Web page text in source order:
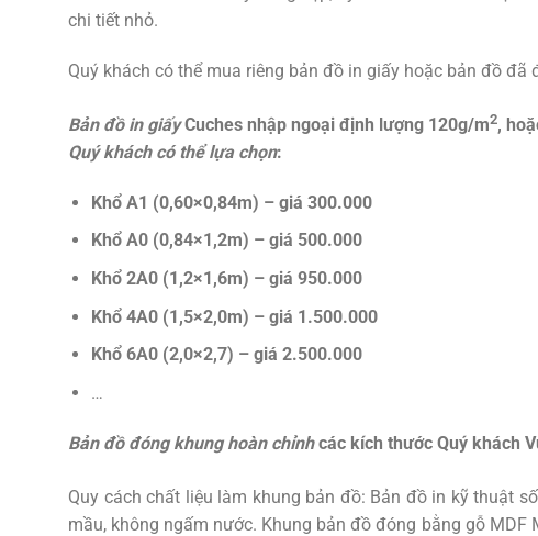
chi tiết nhỏ.
Quý khách có thể mua riêng bản đồ in giấy hoặc bản đồ đã
Bản đồ in giấyCuches nhập ngoại định lượng 120g/m2,
Quý khách có thể lựa chọn:
KhổA1 (0,60×0,84m) – giá 300.000
KhổA0 (0,84×1,2m) – giá 500.000
Khổ2A0 (1,2×1,6m) – giá 950.000
Khổ4A0 (1,5×2,0m) – giá 1.500.000
Khổ6A0 (2,0×2,7) – giá 2.500.000
…
Bản đồ đóng khung hoàn chỉnhcác kích thước Quý khách
Quy cách chất liệu làm khung bản đồ: Bản đồ in kỹ thuật
mầu, không ngấm nước. Khung bản đồ đóng bằng gỗ